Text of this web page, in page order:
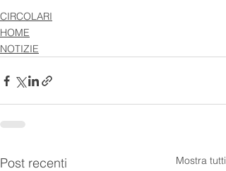
CIRCOLARI
HOME
NOTIZIE
Post recenti Mostra tutti